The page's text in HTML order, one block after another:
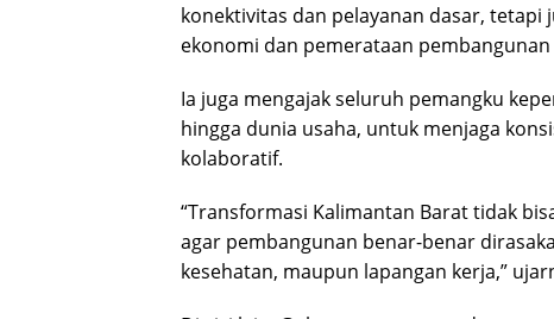
konektivitas dan pelayanan dasar,
ekonomi dan pemerataan
Ia juga mengajak seluruh pemangku
hingga dunia usaha, untuk menjaga
kolaboratif.
“Transformasi Kalimantan Barat tidak
agar pembangunan benar-benar
kesehatan, maupun lapangan kerja,”